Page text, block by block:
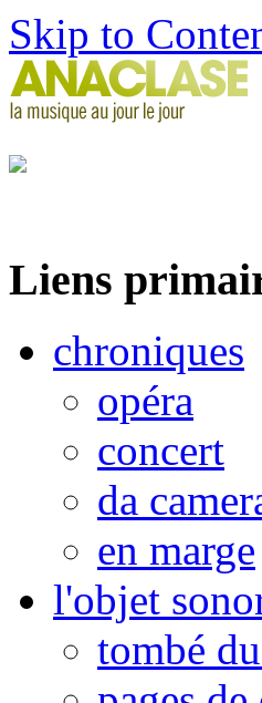
Skip to
Liens
chroniques
opéra
concert
da
en marge
l'objet
tombé